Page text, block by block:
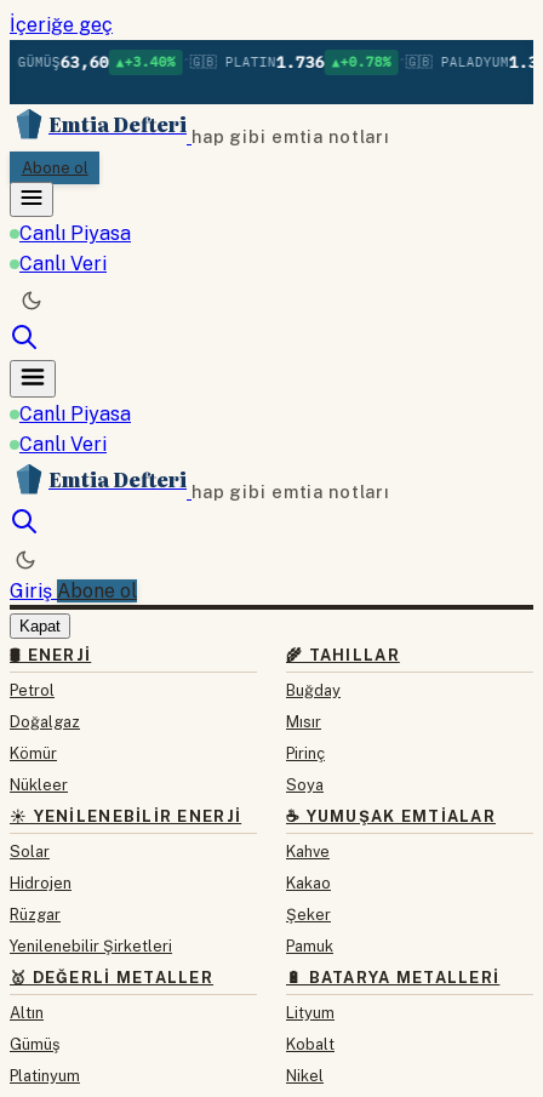
İçeriğe geç
63,60 ▲+3.40% • 🇬🇧 PLATIN1.736 ▲+0.78% • 🇬🇧 PALADYUM
Emtia Defteri hap gibi emtia notları
Abone ol
Canlı Piyasa
Canlı Veri
Canlı Piyasa
Canlı Veri
Emtia Defteri hap gibi emtia notları
Giriş Abone ol
Kapat
🛢 ENERJI
Petrol
Doğalgaz
Kömür
Nükleer
☀️ YENILENEBILIR ENERJI
Solar
Hidrojen
Rüzgar
Yenilenebilir Şirketleri
🥇 DEĞERLI METALLER
Altın
Gümüş
Platinyum
🌾 TAHILLAR
Buğday
Mısır
Pirinç
Soya
☕ YUMUŞAK EMTIALAR
Kahve
Kakao
Şeker
Pamuk
🔋 BATARYA METALLERI
Lityum
Kobalt
Nikel